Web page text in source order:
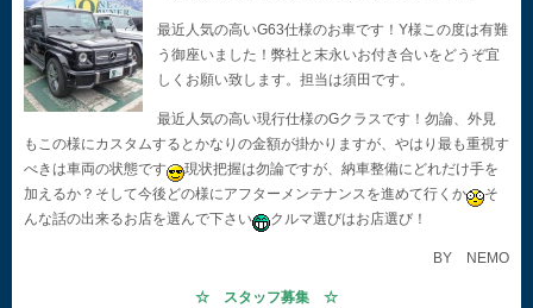
最近人気の高いG63仕様のお車です！Y様この度は有難
う御座いました！弊社と末永いお付き合いをどうぞ宜
しくお願い致します。担当は須田です。
最近人気の高い現行仕様のGクラスです！勿論、外見
もこの様にカスタムするとかなりの金額が掛かりますが、やはり最も重視す
べきは車両の状態です
現状把握は勿論ですが、納車整備にどれだけ手を
加えるか？そして今後どの様にアフターメンテナンスを進めて行くか
そ
んな話の出来るお店を選んで下さい
クルマ選びはお店選び！
BY NEMO
☆ スタッフ募集 ☆